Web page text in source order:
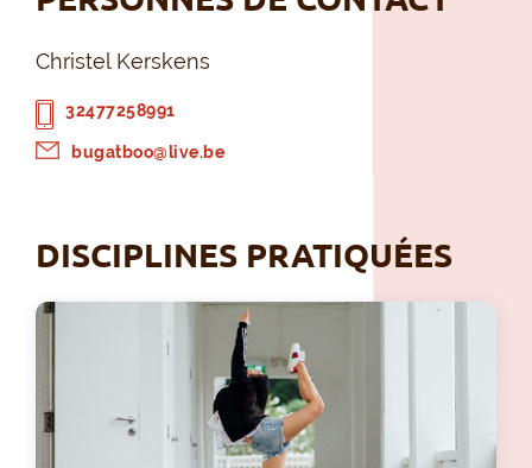
Christel Kerskens
32477258991
bugatboo@live.be
DISCIPLINES PRATIQUÉES